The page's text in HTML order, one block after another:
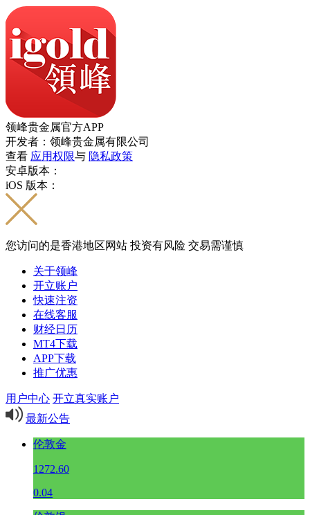
领峰贵金属官方APP
开发者：领峰贵金属有限公司
查看 应用权限与 隐私政策
安卓版本：
iOS 版本：
您访问的是香港地区网站 投资有风险 交易需谨慎
关于领峰
开立账户
快速注资
在线客服
财经日历
MT4下载
APP下载
推广优惠
用户中心 开立真实账户
最新公告
伦敦金
1272.60
0.04